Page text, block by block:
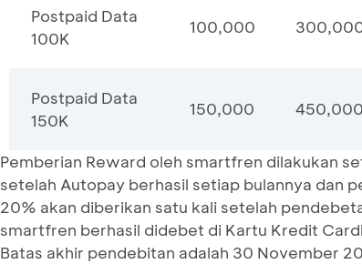
Postpaid Data
100K
100,000
Postpaid Data
150K
150,000 450,000
Pemberian Reward oleh smartfren dilakukan
setelah Autopay berhasil setiap bulannya dan
20% akan diberikan satu kali setelah
smartfren berhasil didebet di Kartu Kredit
Batas akhir pendebitan adalah 30 November